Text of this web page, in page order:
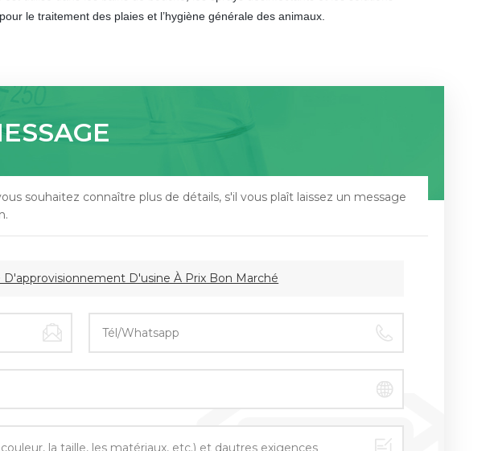
le traitement des plaies et l’hygiène générale des animaux.
souhaitez connaître plus de détails, s'il vous plaît laissez un message
D'usine À Prix Bon Marché